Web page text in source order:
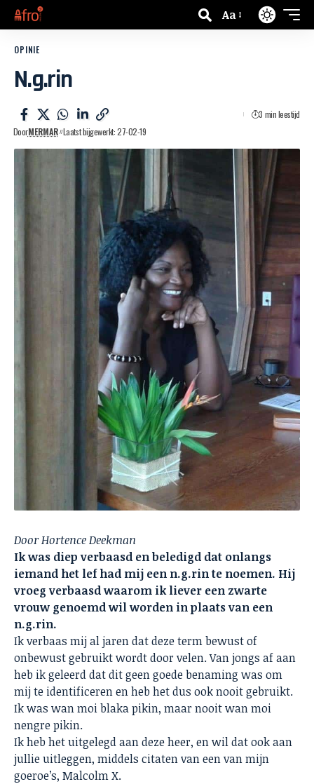
Aa
OPINIE
N.g.rin
DoorMERMAR Laatst bijgewerkt: 27-02-19
3 min leestijd
Door Hortence Deekman
Ik was diep verbaasd en beledigd dat onlangs
iemand het lef had mij een n.g.rin te noemen. Hij
vroeg verbaasd waarom ik liever een zwarte
vrouw genoemd wil worden in plaats van een
n.g.rin.
Ik verbaas mij al jaren dat deze term bewust of
onbewust gebruikt wordt door velen. Van jongs af aan
heb ik geleerd dat dit geen goede benaming was om
mij te identificeren en heb het dus ook nooit gebruikt.
Ik was wan moi blaka pikin, maar nooit wan moi
nengre pikin.
Ik heb het uitgelegd aan deze heer, en wil dat ook aan
jullie uitleggen, middels citaten van een van mijn
goeroe’s, Malcolm X.